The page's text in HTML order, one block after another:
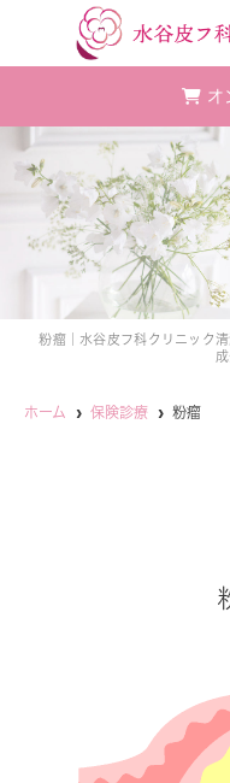
オ
粉瘤｜水谷皮フ科クリニック
ホーム 保険診療 粉瘤